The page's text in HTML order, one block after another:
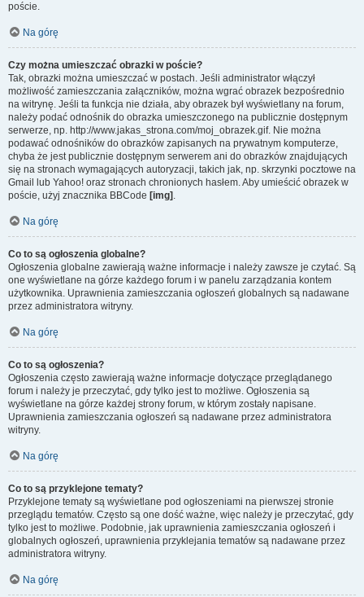
poście.
Na górę
Czy można umieszczać obrazki w poście?
Tak, obrazki można umieszczać w postach. Jeśli administrator włączył
możliwość zamieszczania załączników, można wgrać obrazek bezpośrednio
na witrynę. Jeśli ta funkcja nie działa, aby obrazek był wyświetlany na forum,
należy podać odnośnik do obrazka umieszczonego na publicznie dostępnym
serwerze, np. http://www.jakas_strona.com/moj_obrazek.gif. Nie można
podawać odnośników do obrazków zapisanych na prywatnym komputerze,
chyba że jest publicznie dostępnym serwerem ani do obrazków znajdujących
się na stronach wymagających autoryzacji, takich jak, np. skrzynki pocztowe na
Gmail lub Yahoo! oraz stronach chronionych hasłem. Aby umieścić obrazek w
poście, użyj znacznika BBCode [img] .
Na górę
Co to są ogłoszenia globalne?
Ogłoszenia globalne zawierają ważne informacje i należy zawsze je czytać. Są
one wyświetlane na górze każdego forum i w panelu zarządzania kontem
użytkownika. Uprawnienia zamieszczania ogłoszeń globalnych są nadawane
przez administratora witryny.
Na górę
Co to są ogłoszenia?
Ogłoszenia często zawierają ważne informacje dotyczące przeglądanego
forum i należy je przeczytać, gdy tylko jest to możliwe. Ogłoszenia są
wyświetlane na górze każdej strony forum, w którym zostały napisane.
Uprawnienia zamieszczania ogłoszeń są nadawane przez administratora
witryny.
Na górę
Co to są przyklejone tematy?
Przyklejone tematy są wyświetlane pod ogłoszeniami na pierwszej stronie
przeglądu tematów. Często są one dość ważne, więc należy je przeczytać, gdy
tylko jest to możliwe. Podobnie, jak uprawnienia zamieszczania ogłoszeń i
globalnych ogłoszeń, uprawnienia przyklejania tematów są nadawane przez
administratora witryny.
Na górę